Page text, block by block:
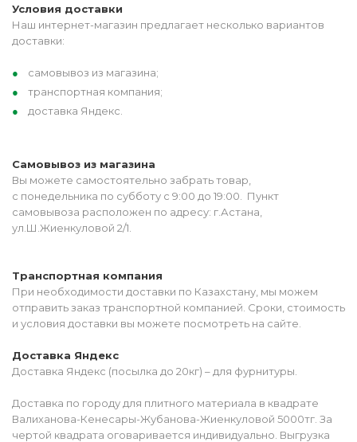
Условия доставки
Наш интернет-магазин предлагает несколько вариантов
доставки:
самовывоз из магазина;
транспортная компания;
доставка Яндекс.
Самовывоз из магазина
Вы можете самостоятельно забрать товар,
с понедельника по субботу с 9:00 до 19:00. Пункт
самовывоза расположен по адресу: г.Астана,
ул.Ш.Жиенкуловой 2/1.
Транспортная компания
При необходимости доставки по Казахстану, мы можем
отправить заказ транспортной компанией. Сроки, стоимость
и условия доставки вы можете посмотреть на сайте.
Доставка Яндекс
Доставка Яндекс (посылка до 20кг) – для фурнитуры.
Доставка по городу для плитного материала в квадрате
Валиханова-Кенесары-Жубанова-Жиенкуловой 5000тг. За
чертой квадрата оговаривается индивидуально. Выгрузка